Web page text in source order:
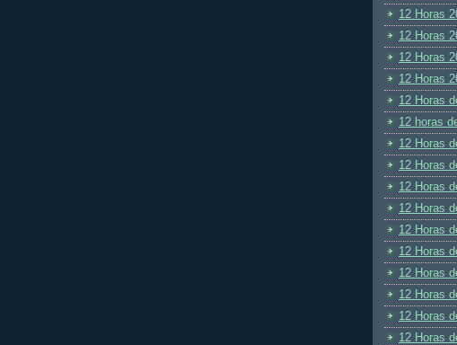
12 Horas
12 Horas
12 Horas
12 Horas
12 Horas
12 horas
12 Horas
12 Horas
12 Horas
12 Horas
12 Horas
12 Horas
12 Horas
12 Horas
12 Horas
12 Horas